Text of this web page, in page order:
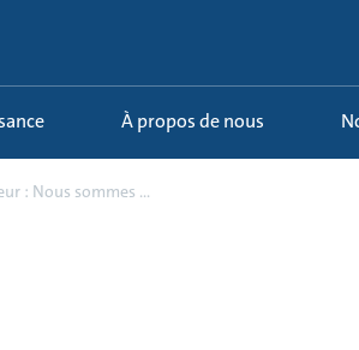
À propos de nous
: Nous sommes ...